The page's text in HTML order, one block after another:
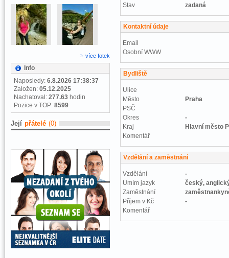
více fotek
Info
Naposledy: 6.8.2026 17:38:37
Založen: 05.12.2025
Nachatoval: 277.63 hodin
Pozice v TOP: 8599
Její přátelé (0)
Stav
zadaná
Kontaktní údaje
Email
Osobní WWW
Bydliště
Ulice
Město
Praha
PSČ
Okres
-
Kraj
Hlavní město
Komentář
Vzdělání a zaměstnání
Vzdělání
-
Umím jazyk
český,
Zaměstnání
Příjem v Kč
-
Komentář